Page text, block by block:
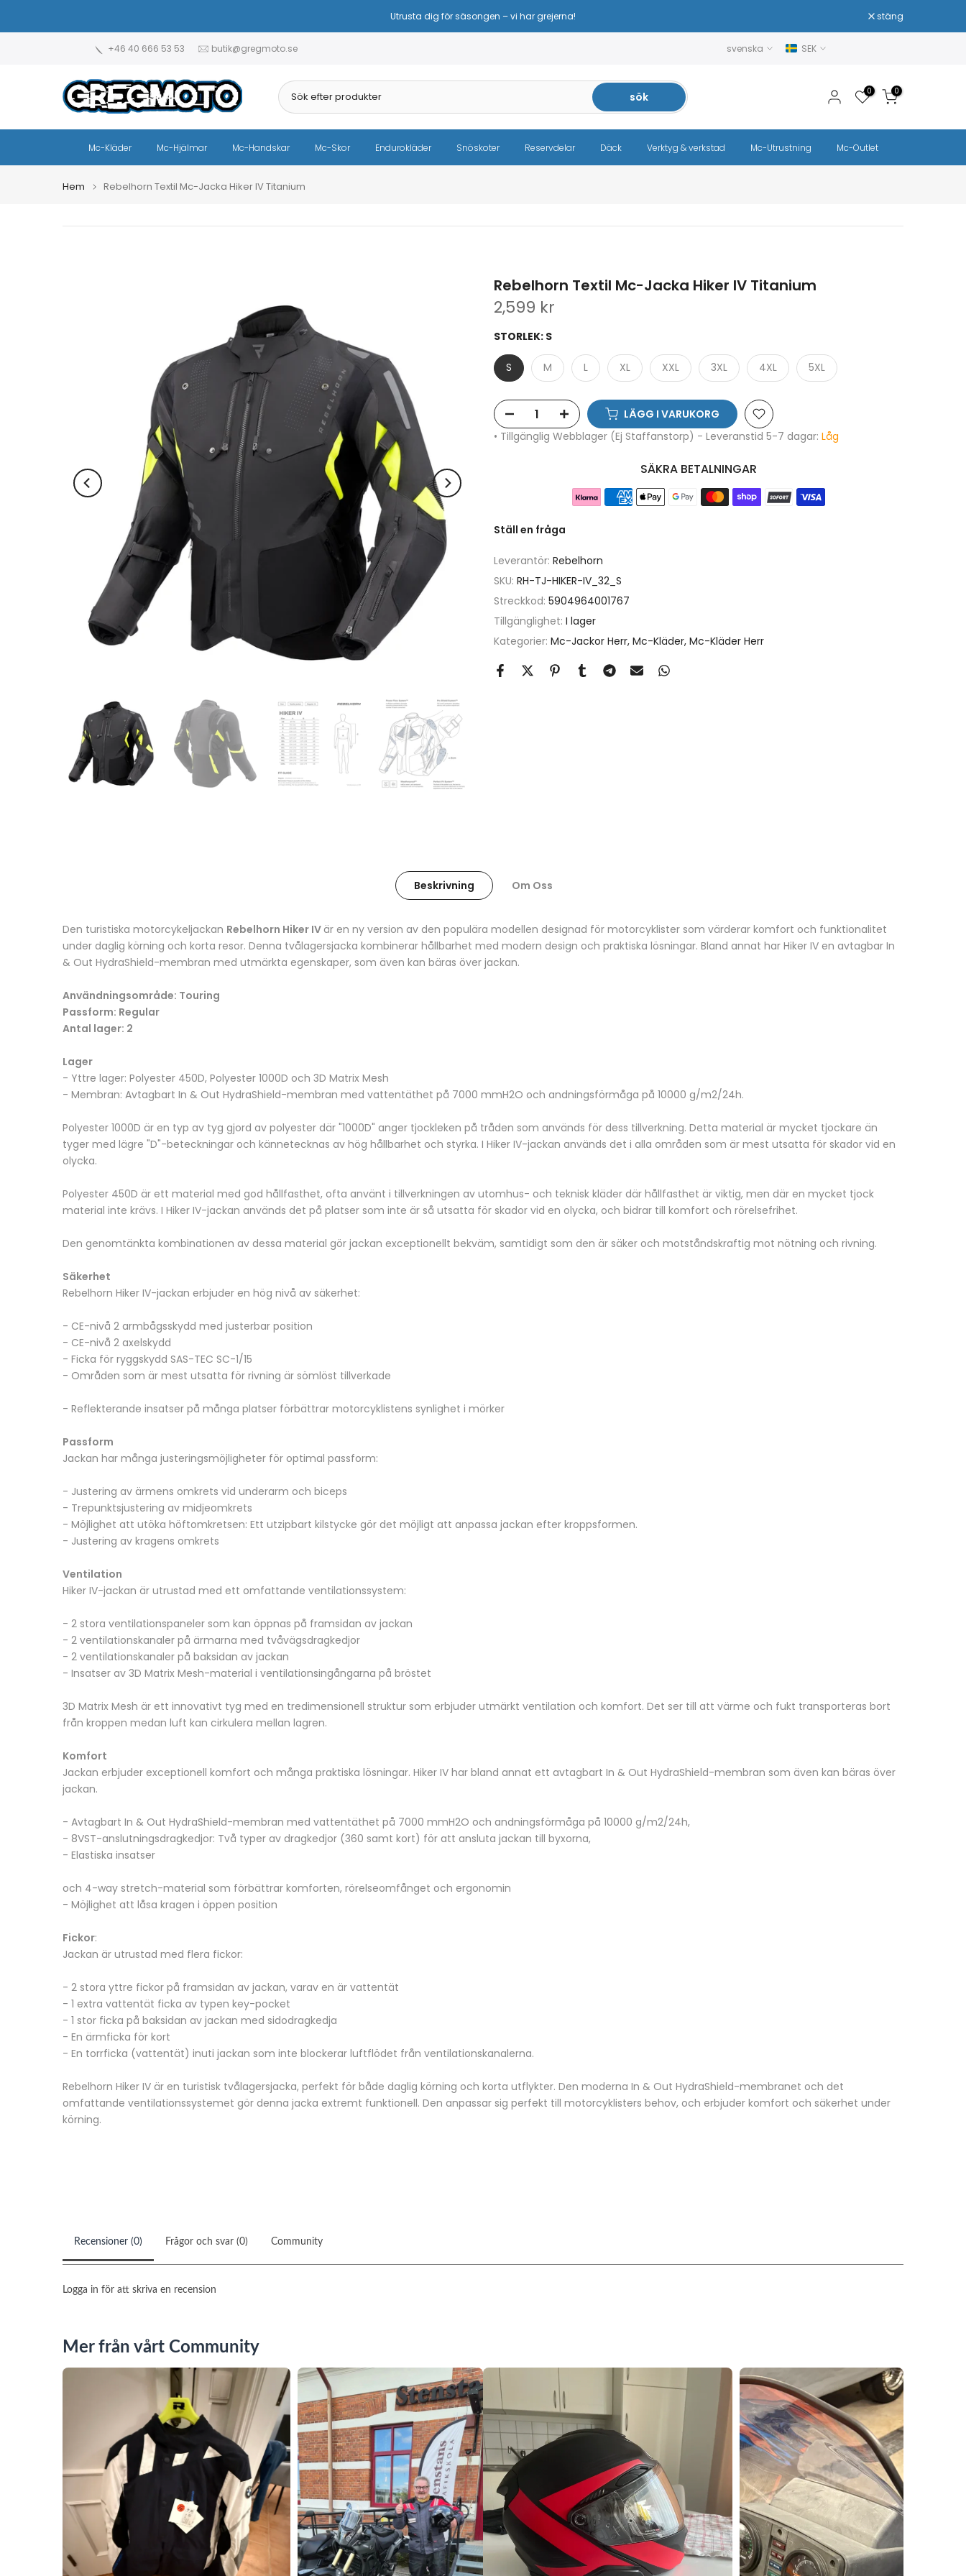
till
Sänkta priser – samma höga kvalitet! stäng
+46 40 666 53 53 butik@gregmoto.se svenska SEK
sök 0 0
Mc-Kläder Mc-Hjälmar Mc-Handskar Mc-Skor Endurokläder Snöskoter Reservdelar Däck Verktyg & verkstad Mc-Utrustning Mc-Outlet
Hem Rebelhorn Textil Mc-Jacka Hiker IV Titanium
Rebelhorn Textil Mc-Jacka Hiker IV Titanium
2,599 kr
STORLEK: S
S M L XL XXL 3XL 4XL 5XL
LÄGG I VARUKORG
• Tillgänglig Webblager (Ej Staffanstorp) - Leveranstid 5-7 dagar: Låg
SÄKRA BETALNINGAR
Ställ en fråga
Leverantör: Rebelhorn
SKU: RH-TJ-HIKER-IV_32_S
Streckkod: 5904964001767
Tillgänglighet: I lager
Kategorier: Mc-Jackor Herr Mc-Kläder Mc-Kläder Herr
Beskrivning Om Oss
Den turistiska motorcykeljackan Rebelhorn Hiker IV är en ny version av den populära modellen designad för motorcyklister som värderar komfort och funktionalitet
under daglig körning och korta resor. Denna tvålagersjacka kombinerar hållbarhet med modern design och praktiska lösningar. Bland annat har Hiker IV en avtagbar In
& Out HydraShield-membran med utmärkta egenskaper, som även kan bäras över jackan.
Användningsområde: Touring
Passform: Regular
Antal lager: 2
Lager
- Yttre lager: Polyester 450D, Polyester 1000D och 3D Matrix Mesh
- Membran: Avtagbart In & Out HydraShield-membran med vattentäthet på 7000 mmH2O och andningsförmåga på 10000 g/m2/24h.
Polyester 1000D är en typ av tyg gjord av polyester där "1000D" anger tjockleken på tråden som används för dess tillverkning. Detta material är mycket tjockare än
tyger med lägre "D"-beteckningar och kännetecknas av hög hållbarhet och styrka. I Hiker IV-jackan används det i alla områden som är mest utsatta för skador vid en
olycka.
Polyester 450D är ett material med god hållfasthet, ofta använt i tillverkningen av utomhus- och teknisk kläder där hållfasthet är viktig, men där en mycket tjock
material inte krävs. I Hiker IV-jackan används det på platser som inte är så utsatta för skador vid en olycka, och bidrar till komfort och rörelsefrihet.
Den genomtänkta kombinationen av dessa material gör jackan exceptionellt bekväm, samtidigt som den är säker och motståndskraftig mot nötning och rivning.
Säkerhet
Rebelhorn Hiker IV-jackan erbjuder en hög nivå av säkerhet:
- CE-nivå 2 armbågsskydd med justerbar position
- CE-nivå 2 axelskydd
- Ficka för ryggskydd SAS-TEC SC-1/15
- Områden som är mest utsatta för rivning är sömlöst tillverkade
- Reflekterande insatser på många platser förbättrar motorcyklistens synlighet i mörker
Passform
Jackan har många justeringsmöjligheter för optimal passform:
- Justering av ärmens omkrets vid underarm och biceps
- Trepunktsjustering av midjeomkrets
- Möjlighet att utöka höftomkretsen: Ett utzipbart kilstycke gör det möjligt att anpassa jackan efter kroppsformen.
- Justering av kragens omkrets
Ventilation
Hiker IV-jackan är utrustad med ett omfattande ventilationssystem:
- 2 stora ventilationspaneler som kan öppnas på framsidan av jackan
- 2 ventilationskanaler på ärmarna med tvåvägsdragkedjor
- 2 ventilationskanaler på baksidan av jackan
- Insatser av 3D Matrix Mesh-material i ventilationsingångarna på bröstet
3D Matrix Mesh är ett innovativt tyg med en tredimensionell struktur som erbjuder utmärkt ventilation och komfort. Det ser till att värme och fukt transporteras bort
från kroppen medan luft kan cirkulera mellan lagren.
Komfort
Jackan erbjuder exceptionell komfort och många praktiska lösningar. Hiker IV har bland annat ett avtagbart In & Out HydraShield-membran som även kan bäras över
jackan.
- Avtagbart In & Out HydraShield-membran med vattentäthet på 7000 mmH2O och andningsförmåga på 10000 g/m2/24h,
- 8VST-anslutningsdragkedjor: Två typer av dragkedjor (360 samt kort) för att ansluta jackan till byxorna,
- Elastiska insatser
och 4-way stretch-material som förbättrar komforten, rörelseomfånget och ergonomin
- Möjlighet att låsa kragen i öppen position
Fickor:
Jackan är utrustad med flera fickor:
- 2 stora yttre fickor på framsidan av jackan, varav en är vattentät
- 1 extra vattentät ficka av typen key-pocket
- 1 stor ficka på baksidan av jackan med sidodragkedja
- En ärmficka för kort
- En torrficka (vattentät) inuti jackan som inte blockerar luftflödet från ventilationskanalerna.
Rebelhorn Hiker IV är en turistisk tvålagersjacka, perfekt för både daglig körning och korta utflykter. Den moderna In & Out HydraShield-membranet och det
omfattande ventilationssystemet gör denna jacka extremt funktionell. Den anpassar sig perfekt till motorcyklisters behov, och erbjuder komfort och säkerhet under
körning.
Recensioner (0) Frågor och svar (0) Community
Logga in för att skriva en recension
Mer från vårt Community